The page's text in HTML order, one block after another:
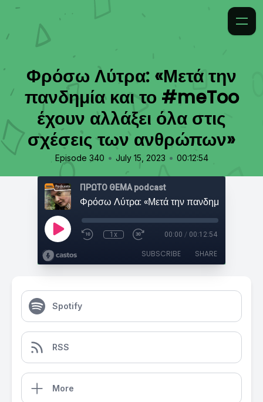
Φρόσω Λύτρα: «Μετά την
πανδημία και το #meToo
έχουν αλλάξει όλα στις
σχέσεις των ανθρώπων»
Episode 340 • July 15, 2023 • 00:12:54
ΠΡΩΤΟ ΘΕΜΑ podcast
1x 00:00 / 00:12:54
SUBSCRIBE SHARE
Spotify
RSS
More